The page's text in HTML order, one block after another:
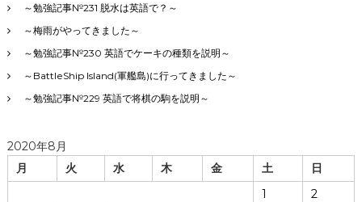
～勉強記事№231 脱水は英語で？～
～梅雨がやってきました～
～勉強記事№230 英語でケーキの種類を説明～
～BattleShip Island(軍艦島)に行ってきました～
～勉強記事№229 英語で将棋の駒を説明～
2020年8月
月
火 水 木 金 土
日
1
2